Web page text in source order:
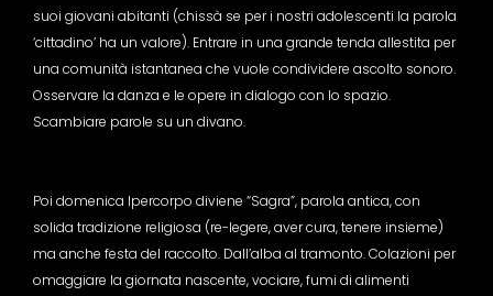
suoi giovani abitanti (chissà se per i nostri adolescenti la parola
‘cittadino’ ha un valore). Entrare in una grande tenda allestita per
una comunità istantanea che vuole condividere ascolto sonoro.
Osservare la danza e le opere in dialogo con lo spazio.
Scambiare parole su un divano.
Poi domenica Ipercorpo diviene “Sagra”, parola antica, con
solida tradizione religiosa (re-legere, aver cura, tenere insieme)
ma anche festa del raccolto. Dall’alba al tramonto. Colazioni per
omaggiare la giornata nascente, vociare, fumi di alimenti